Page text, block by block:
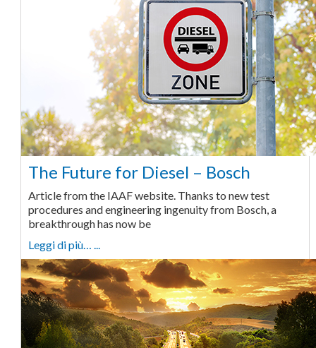
The Future for Diesel – Bosch
Article from the IAAF website. Thanks to new test
procedures and engineering ingenuity from Bosch, a
breakthrough has now be
Leggi di più… ...